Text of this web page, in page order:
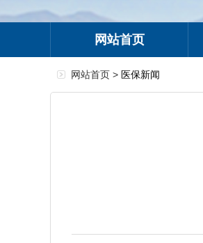
网站首页
网站首页 > 医保新闻